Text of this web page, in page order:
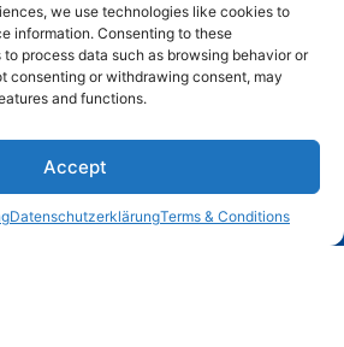
we use technologies like cookies to
information. Consenting to these
process data such as browsing behavior or
consenting or withdrawing consent, may
and functions.
Accept
DatenschutzerklärungTerms & Conditions
Formulars stimmen Sie unseren Allgemeinen
und unserer Datenschutzerklärung zu.
Open